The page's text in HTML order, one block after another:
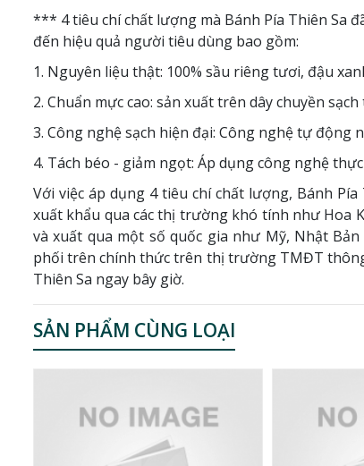
*** 4 tiêu chí chất lượng mà Bánh Pía Thiên Sa
đến hiệu quả người tiêu dùng bao gồm:
1. Nguyên liệu thật: 100% sầu riêng tươi, đậu
2. Chuẩn mực cao: sản xuất trên dây chuyền
3. Công nghệ sạch hiện đại: Công nghệ tự
4. Tách béo - giảm ngọt: Áp dụng công nghệ
Với việc áp dụng 4 tiêu chí chất lượng, Bánh
xuất khẩu qua các thị trường khó tính như Hoa
và xuất qua một số quốc gia như Mỹ, Nhật
phối trên chính thức trên thị trường TMĐT thông
Thiên Sa ngay bây giờ.
SẢN PHẨM CÙNG LOẠI